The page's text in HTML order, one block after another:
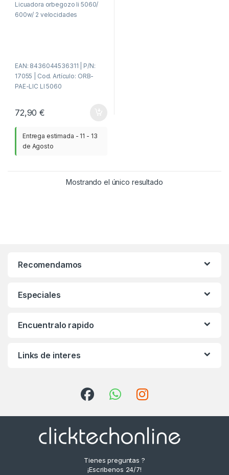
r
Licuadora orbegozo li 5060/
600w/ 2 velocidades
EAN: 8436044536311 | P/N:
17055 | Cod. Artículo: ORB-
PAE-LIC LI 5060
72,90€
Entrega estimada - 11 - 13
de Agosto
Mostrando el único resultado
Recomendamos
Especiales
Encuentralo rapido
Links de interes
Tienes preguntas ?
¡Escribenos 24/7!